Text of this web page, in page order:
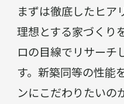
まずは徹底したヒア
理想とする家づくり
ロの目線でリサーチ
す。新築同等の性能
ンにこだわりたい